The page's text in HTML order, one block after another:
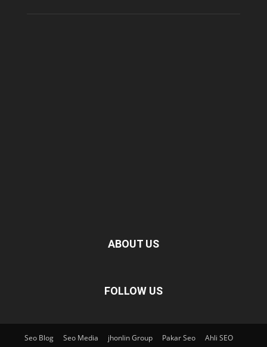
ABOUT US
FOLLOW US
Seo Blog Seo Media jhonlin Group Pakar Seo
Ahli SEO